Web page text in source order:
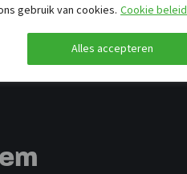
gebruik van cookies. Cookie beleid
Alles accepteren